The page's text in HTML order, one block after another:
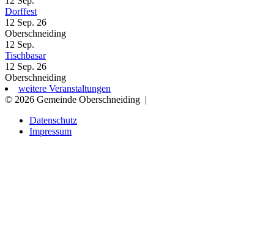
Dorffest
12 Sep. 26
Oberschneiding
12 Sep.
Tischbasar
12 Sep. 26
Oberschneiding
weitere Veranstaltungen
© 2026 Gemeinde Oberschneiding |
Datenschutz
Impressum